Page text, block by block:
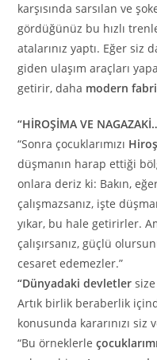
karşısında sarsılan ve
gördüğünüz bu hızlı
atalarınız yaptı. Eğer siz
giden ulaşım araçları
getirir, daha modern
“HİROŞİMA VE
“Sonra çocuklarımızı
düşmanın harap ettiği
onlara deriz ki: Bakın,
çalışmazsanız, işte
yıkar, bu hale getirirler.
çalışırsanız, güçlü
cesaret edemezler.”
“Dünyadaki devletler
Artık birlik beraberlik
konusunda kararınızı siz
“Bu örneklerle